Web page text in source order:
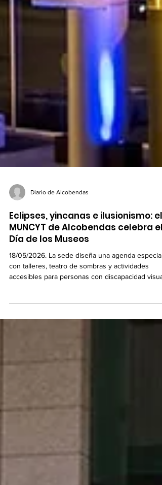
Eclipses, yincanas e ilusionismo: el
MUNCYT de Alcobendas celebra el
Día de los Museos
18/05/2026. La sede diseña una agenda especial
con talleres, teatro de sombras y actividades